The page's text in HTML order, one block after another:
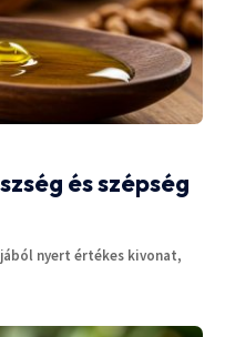
és szépség
nyert értékes kivonat,